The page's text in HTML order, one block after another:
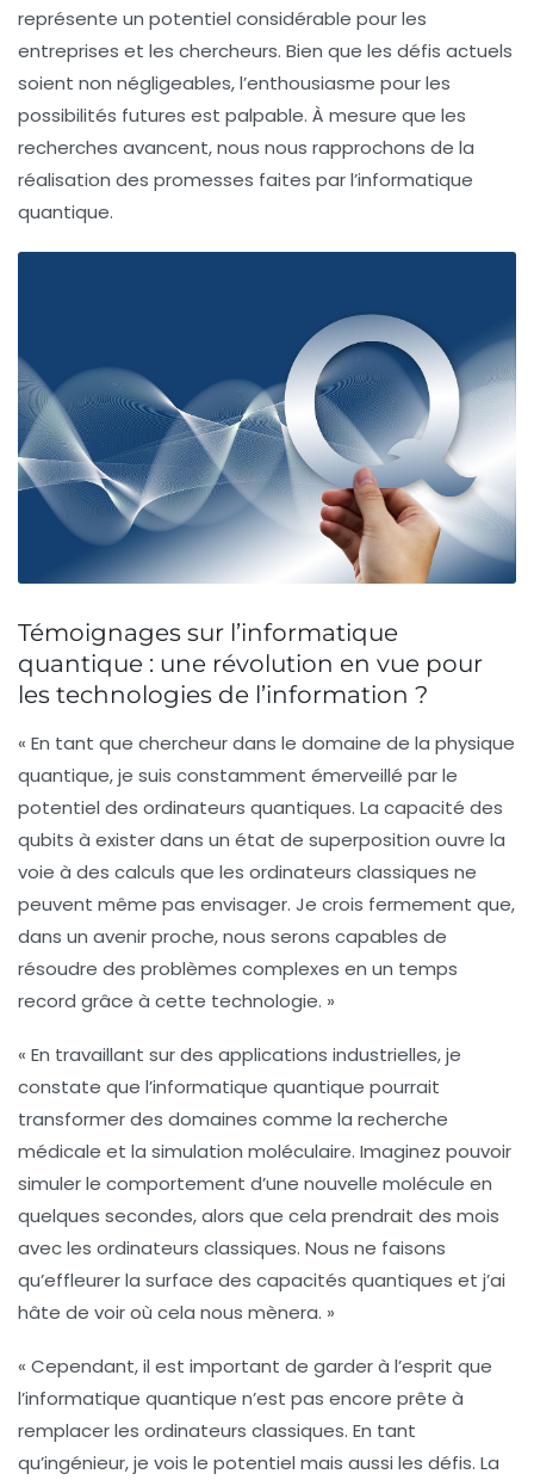
représente un potentiel considérable pour les
entreprises et les chercheurs. Bien que les défis actuels
soient non négligeables, l’enthousiasme pour les
possibilités futures est palpable. À mesure que les
recherches avancent, nous nous rapprochons de la
réalisation des promesses faites par l’informatique
quantique.
Témoignages sur l’informatique
quantique : une révolution en vue pour
les technologies de l’information ?
« En tant que chercheur dans le domaine de la physique
quantique, je suis constamment émerveillé par le
potentiel des ordinateurs quantiques. La capacité des
qubits à exister dans un état de superposition ouvre la
voie à des calculs que les ordinateurs classiques ne
peuvent même pas envisager. Je crois fermement que,
dans un avenir proche, nous serons capables de
résoudre des problèmes complexes en un temps
record grâce à cette technologie. »
« En travaillant sur des applications industrielles, je
constate que l’informatique quantique pourrait
transformer des domaines comme la recherche
médicale et la simulation moléculaire. Imaginez pouvoir
simuler le comportement d’une nouvelle molécule en
quelques secondes, alors que cela prendrait des mois
avec les ordinateurs classiques. Nous ne faisons
qu’effleurer la surface des capacités quantiques et j’ai
hâte de voir où cela nous mènera. »
« Cependant, il est important de garder à l’esprit que
l’informatique quantique n’est pas encore prête à
remplacer les ordinateurs classiques. En tant
qu’ingénieur, je vois le potentiel mais aussi les défis. La